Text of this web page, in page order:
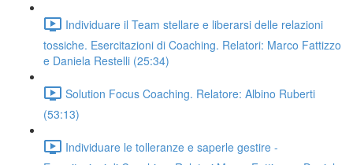
Individuare il Team stellare e liberarsi delle relazioni
tossiche. Esercitazioni di Coaching. Relatori: Marco Fattizzo
e Daniela Restelli (25:34)
Solution Focus Coaching. Relatore: Albino Ruberti
(53:13)
Individuare le tolleranze e saperle gestire -